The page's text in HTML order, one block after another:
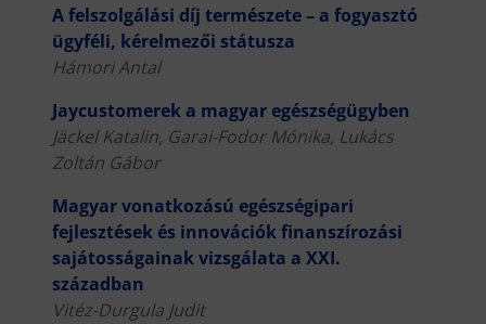
A felszolgálási díj természete – a fogyasztó
ügyféli, kérelmezői státusza
Hámori Antal
Jaycustomerek a magyar egészségügyben
Jäckel Katalin, Garai-Fodor Mónika, Lukács
Zoltán Gábor
Magyar vonatkozású egészségipari
fejlesztések és innovációk finanszírozási
sajátosságainak vizsgálata a XXI.
században
Vitéz-Durgula Judit